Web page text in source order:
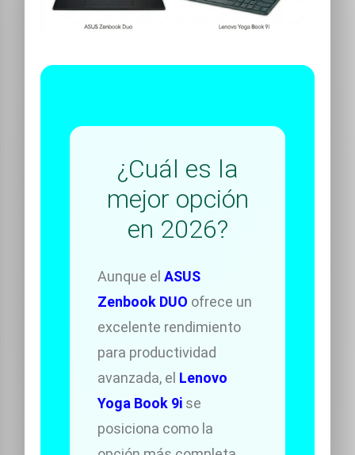
¿Cuál es la
mejor opción
en 2026?
Aunque elASUS
Zenbook DUO ofrece un
excelente rendimiento
para productividad
avanzada, el Lenovo
Yoga Book 9i se
posiciona como la